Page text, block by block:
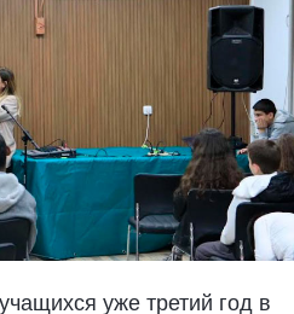
уже третий год в